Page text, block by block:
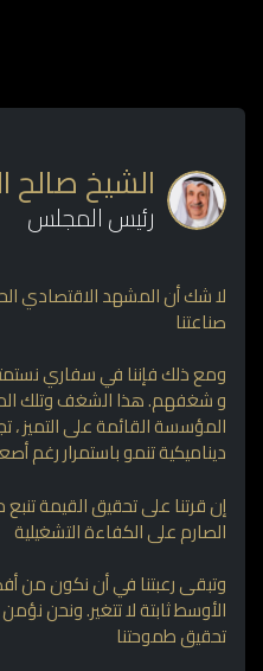
الشيخ
رئيس المجلس
لا شك أن المشهد الاقتصادي
صناعتنا
ومع ذلك فإننا في سفاري
و شغفهم. هذا الشغف وتلك
المؤسسة القائمة على
ديناميكية تنمو باستمرار رغم
إن قرتنا على تحقيق القيمة تنبع
الصارم على الكفاءة التشغيلية
وتبقى رعبتنا في أن نكون من
الأوسط ثابتة لا تتغير. ونحن
تحقيق طموحتنا